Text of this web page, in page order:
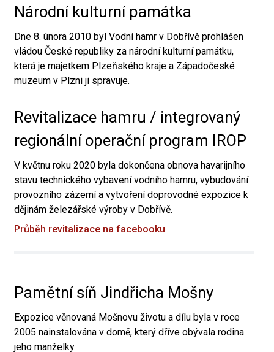
Národní kulturní památka
Dne 8. února 2010 byl Vodní hamr v Dobřívě prohlášen
vládou České republiky za národní kulturní památku,
která je majetkem Plzeňského kraje a Západočeské
muzeum v Plzni ji spravuje.
Revitalizace hamru / integrovaný
regionální operační program IROP
V květnu roku 2020 byla dokončena obnova havarijního
stavu technického vybavení vodního hamru, vybudování
provozního zázemí a vytvoření doprovodné expozice k
dějinám železářské výroby v Dobřívě.
Průběh revitalizace na facebooku
Pamětní síň Jindřicha Mošny
Expozice věnovaná Mošnovu životu a dílu byla v roce
2005 nainstalována v domě, který dříve obývala rodina
jeho manželky.